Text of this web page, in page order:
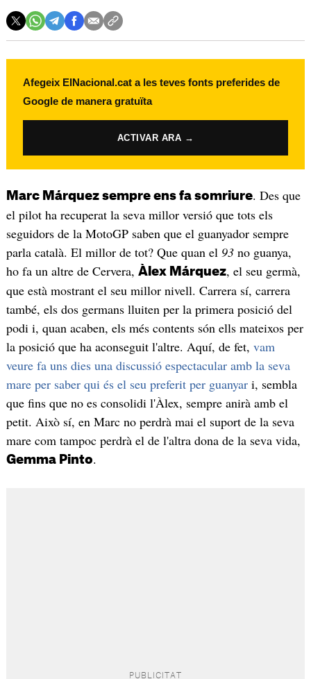
Afegeix ElNacional.cat a les teves fonts preferides de
Google de manera gratuïta
ACTIVAR ARA →
Marc Márquez sempre ens fa somriure. Des que
el pilot ha recuperat la seva millor versió que tots els
seguidors de la MotoGP saben que el guanyador sempre
parla català. El millor de tot? Que quan el 93no guanya,
ho fa un altre de Cervera, Àlex Márquez, el seu germà,
que està mostrant el seu millor nivell. Carrera sí, carrera
també, els dos germans lluiten per la primera posició del
podi i, quan acaben, els més contents són ells mateixos per
la posició que ha aconseguit l'altre. Aquí, de fet, vam
veure fa uns dies una discussió espectacular amb la seva
mare per saber qui és el seu preferit per guanyari, sembla
que fins que no es consolidi l'Àlex, sempre anirà amb el
petit. Això sí, en Marc no perdrà mai el suport de la seva
mare com tampoc perdrà el de l'altra dona de la seva vida,
Gemma Pinto.